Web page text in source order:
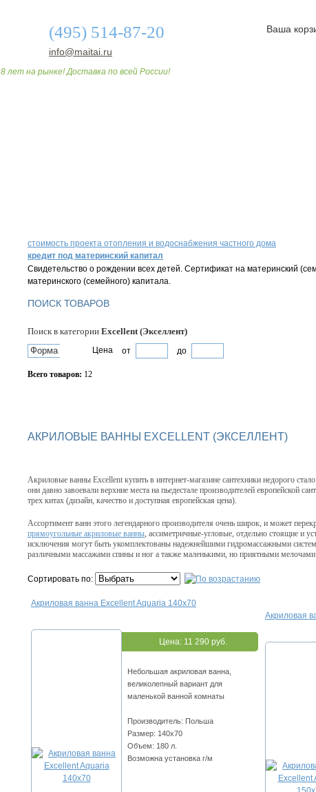
(495) 514-87-20
info@maitai.ru
8 лет на рынке! Доставка по всей России!
Ваша
стоимость проекта отопления и водоснабжения частного дома
кредит под материнский капитал
Свидетельство о рождении всех детей. Сертификат на материнский
материнского (семейного) капитала.
ПОИСК ТОВАРОВ
Поиск в категории Excellent (Экселлент)
Форма
Цена от до
Всего товаров: 12
АКРИЛОВЫЕ ВАННЫ EXCELLENT (ЭКСЕЛЛЕНТ)
Акриловые ванны Excellent купить в интернет-магазине сантехники недорого
они давно завоевали верхние места на пьедестале производителей европейской
трех китах (дизайн, качество и доступная европейская цена).
Ассортимент ванн этого легендарного производителя очень широк, и может
прямоугольные акриловые ванны, ассиметричные-угловые, отдельно стоящие и
исключения могут быть укомплектованы надежнейшими гидромассажными
различными массажами спины и ног а также маленькими, но приятными
Сортировать по:
Акриловая ванна Excellent Aquaria 140x70
Цена: 11 290 руб.
Небольшая акриловая ванна,
великолепный вариант для
маленькой ванной комнаты
Производитель: Польша
Размер: 140x70
Объем: 180 л.
Возможна установка г/м
Акриловая